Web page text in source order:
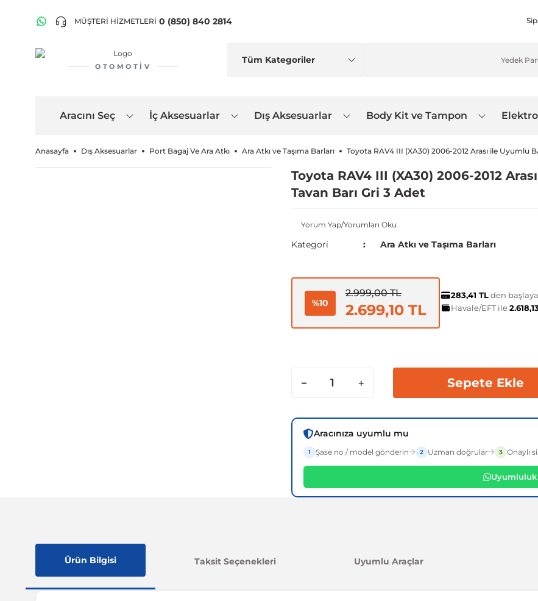
MÜŞTERİ HİZMETLERİ 0 (850) 840 2814
OTOMOTIV
Aracını Seç İç Aksesuarlar Dış Aksesuarlar Body Kit ve Tampon
Anasayfa Dış Aksesuarlar Port Bagaj Ve Ara Atkı Ara Atkı ve Taşıma Barları Toyota RAV4 III (XA30) 2006-2012 Arası ile Uyumlu
Toyota RAV4 III (XA30) 2006-2012
Tavan Barı Gri 3 Adet
Yorum Yap/Yorumları Oku
Kategori Ara Atkı ve Taşıma Barları
%10
2.999,00 TL
2.699,10 TL
283,41 TLden
Havale/EFT ile
Sepete Ekle
Aracınıza uyumlu mu
1 Şase no / model gönderin 2 Uzman doğrular 3 Onaylı
Ürün Bilgisi Taksit Seçenekleri Uyumlu Araçlar